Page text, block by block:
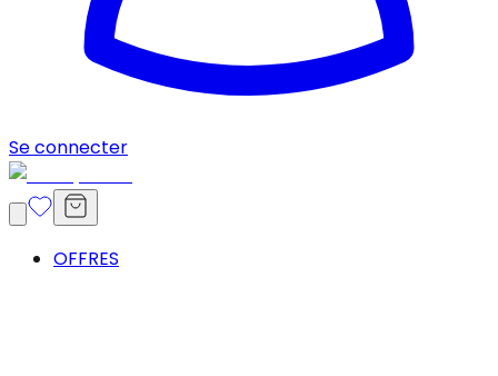
Se connecter
OFFRES